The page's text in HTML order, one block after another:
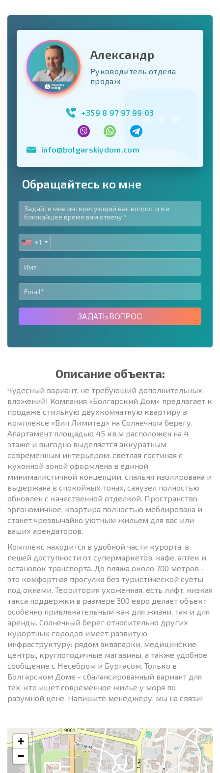
Александр
Руководитель отдела
продаж
+359 8 97 97 99 03
info@bolgarskiydom.com
Обращайтесь ко мне
UNITED
STATES
+1
+1
ЗАДАТЬ ВОПРОС
Описание объекта:
Чудесный вариант, не требующий дополнительных
вложений! Компания «Болгарский Дом» предлагает к
продаже стильную двухкомнатную квартиру в
комплексе «Вип Лимитед» на Солнечном берегу.
Апартамент площадью 45 кв.м расположен на 4
этаже и выгодно выделяется аккуратным
современным интерьером: светлая гостиная с
кухонной зоной оформлена в единой
минималистичной концепции, спальня изолирована и
выдержана в спокойных тонах, санузел полностью
обновлен с качественной отделкой. Пространство
эргономичное, квартира полностью меблирована и
станет чрезвычайно уютным жильем для вас или
ваших арендаторов.
Комплекс находится в удобной части курорта, в
пешей доступности от супермаркетов, кафе, аптек и
остановок транспорта. До пляжа около 700 метров -
это комфортная прогулка без туристической суеты
под окнами. Территория ухоженная, есть лифт, низкая
такса поддержки в размере 300 евро делает объект
особенно привлекательным как для жизни, так и для
аренды. Солнечный берег относительно других
курортных городов имеет развитую
инфраструктуру: рядом аквапарки, медицинские
центры, круглогодичные магазины, а также удобное
сообщение с Несебром и Бургасом. Только в
Болгарском Доме - сбалансированный вариант для
тех, кто ищет современное жилье у моря по
разумной цене. Напишите менеджеру, мы на связи!
+
−